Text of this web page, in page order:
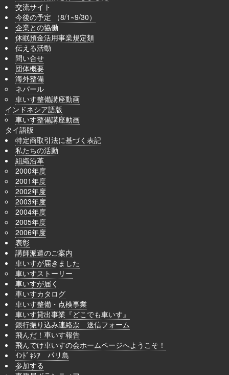
交流サイト
今後の予定 （8/1~9/30）
企業との協働
休眠預金活用事業規定類
伝える活動
問い合せ
団体概要
海外整備
ネパール
車いす整備講座動画
インドネシア語版
車いす整備講座動画
タイ語版
特定商取引法に基づく表記
私たちの活動
組織沿革
2000年度
2001年度
2002年度
2003年度
2004年度
2005年度
2006年度
表彰
講師派遣のご案内
車いすが届きました
車いすストーリー
車いすが届く
車いすカタログ
車いす整備・点検事業
車いす貸出事業『どこでも車いす』
銀行振り込み連絡票 送信フォーム
飛んだ！車いす報告
飛んでけ車いすの会ホームページへようこそ！
ｲﾝﾄﾞﾈｼｱ バリ島
参加する